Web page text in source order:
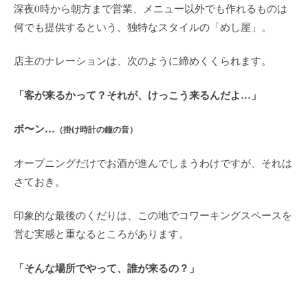
深夜0時から朝方まで営業、メニュー以外でも作れるものは
何でも提供するという、独特なスタイルの「めし屋」。
店主のナレーションは、次のように締めくくられます。
「客が来るかって？それが、けっこう来るんだよ…」
ボ〜ン… （掛け時計の鐘の音）
オープニングだけでお酒が進んでしまうわけですが、それは
さておき。
印象的な最後のくだりは、この地でコワーキングスペースを
営む実感と重なるところがあります。
「そんな場所でやって、誰が来るの？」